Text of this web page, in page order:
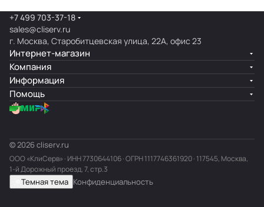
+7 499 703-37-18
sales@cliserv.ru
г. Москва, Старобитцевская улица, 22А, офис 23
Интернет-магазин
Компания
Информация
Помощь
© 2026 cliserv.ru
ООО «КлиСерв» · ИНН7730644106· ОГРН 1117746361920 · 117545, Москва,
1-й Дорожный проезд, 7, стр.3
Темная тема Конфиденциальность